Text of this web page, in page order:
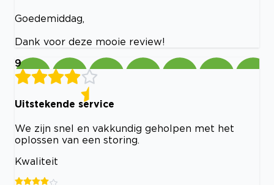
Goedemiddag,
Dank voor deze mooie review!
9
Uitstekende service
We zijn snel en vakkundig geholpen met het
oplossen van een storing.
Kwaliteit